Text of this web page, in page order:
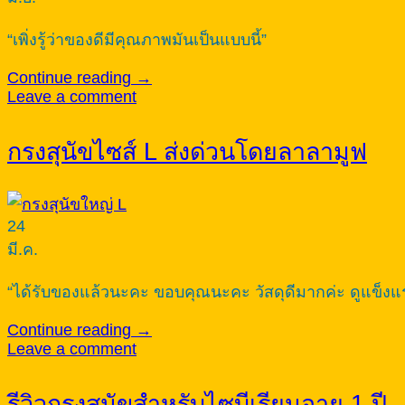
“เพิ่งรู้ว่าของดีมีคุณภาพมันเป็นแบบนี้”
Continue reading →
Leave a comment
กรงสุนัขไซส์ L ส่งด่วนโดยลาลามูฟ
24
มี.ค.
“ได้รับของแล้วนะคะ ขอบคุณนะคะ วัสดุดีมากค่ะ ดูแข็งแ
Continue reading →
Leave a comment